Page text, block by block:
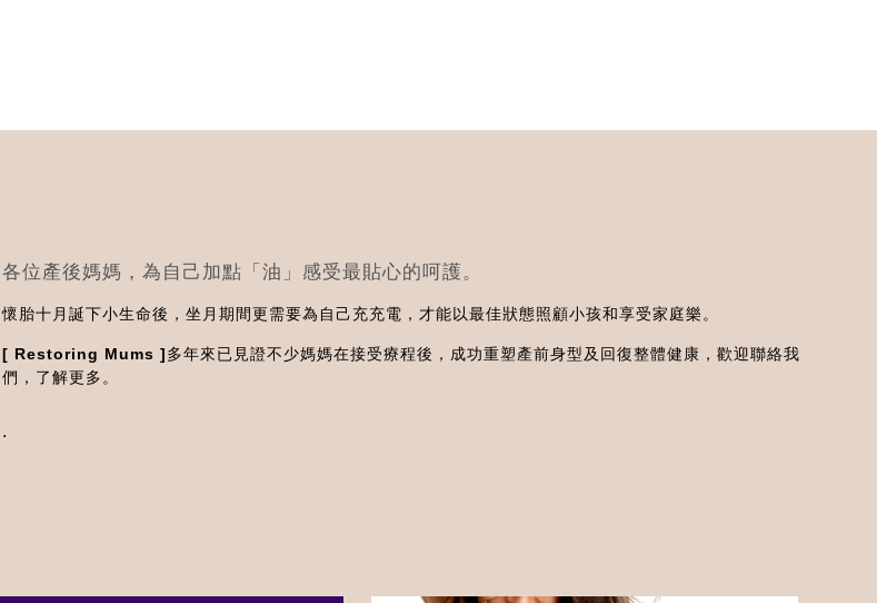
各位產後媽媽，為自己加點「油」感受最貼心的呵護。
懷胎十月誕下小生命後，坐月期間更需要為自己充充電，才能以最佳狀態照顧小孩和享受家庭樂。
[ Restoring Mums ]多年來已見證不少媽媽在接受療程後，成功重塑產前身型及回復整體健康，歡迎聯絡我
們，了解更多。
.